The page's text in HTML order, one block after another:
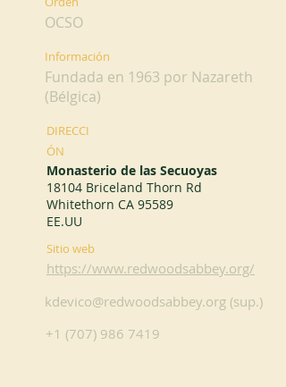
OCSO
Información
Fundada en 1963 por Nazareth
(Bélgica)
DIRECCI
ÓN
Monasterio de las Secuoyas
18104 Briceland Thorn Rd
Whitethorn CA 95589
EE.UU
Sitio web
https://www.redwoodsabbey.org/
kdevico@redwoodsabbey.org (sup.)
+1 (707) 986 7419